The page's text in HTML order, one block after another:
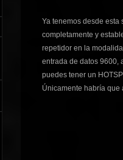
Ya tenemos desde
completamente y
repetidor en la
entrada de datos 9600,
puedes tener un
Únicamente habría